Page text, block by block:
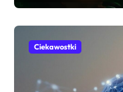
Ciekawostki